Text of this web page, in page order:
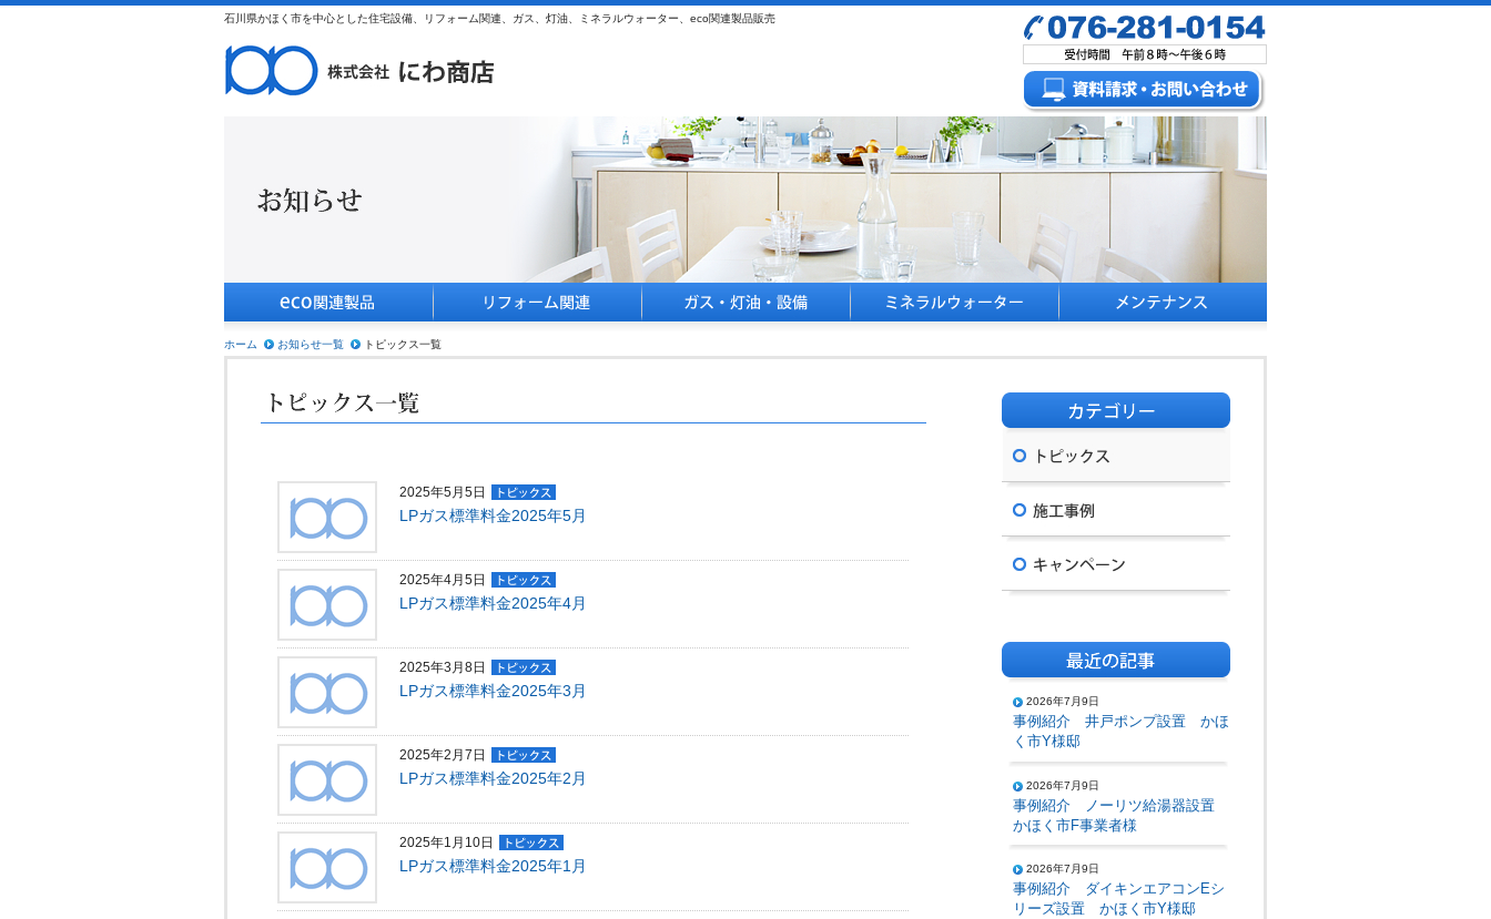
石川県かほく市を中心とした住宅設備、リフォーム関連、ガス、灯油、ミネラルウォーター、eco関連製品販売
ホーム お知らせ一覧 トピックス一覧
2025年5月5日
LPガス標準料金2025年5月
2025年4月5日
LPガス標準料金2025年4月
2025年3月8日
LPガス標準料金2025年3月
2025年2月7日
LPガス標準料金2025年2月
2025年1月10日
LPガス標準料金2025年1月
2026年7月9日
事例紹介 井戸ポンプ設置 かほ
く市Y様邸
2026年7月9日
事例紹介 ノーリツ給湯器設置
かほく市F事業者様
2026年7月9日
事例紹介 ダイキンエアコンEシ
リーズ設置 かほく市Y様邸